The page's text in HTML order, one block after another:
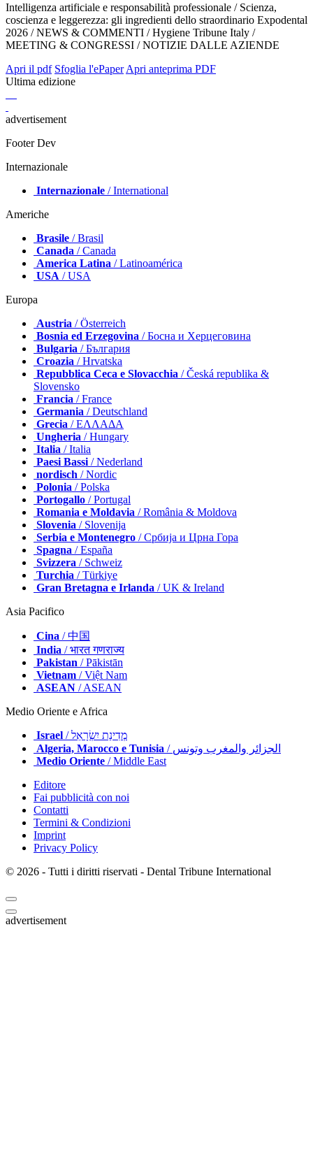
Intelligenza artificiale e responsabilità professionale / Scienza,
coscienza e leggerezza: gli ingredienti dello straordinario Expodental
2026 / NEWS & COMMENTI / Hygiene Tribune Italy /
MEETING & CONGRESSI / NOTIZIE DALLE AZIENDE
Apri il pdf Sfoglia l'ePaper Apri anteprima PDF
Ultima edizione
advertisement
Footer Dev
Internazionale
Internazionale / International
Americhe
Brasile / Brasil
Canada / Canada
America Latina / Latinoamérica
USA / USA
Europa
Austria / Österreich
Bosnia ed Erzegovina / Босна и Херцеговина
Bulgaria / България
Croazia / Hrvatska
Repubblica Ceca e Slovacchia / Česká republika &
Slovensko
Francia / France
Germania / Deutschland
Grecia / ΕΛΛΑΔΑ
Ungheria / Hungary
Italia / Italia
Paesi Bassi / Nederland
nordisch / Nordic
Polonia / Polska
Portogallo / Portugal
Romania e Moldavia / România & Moldova
Slovenia / Slovenija
Serbia e Montenegro / Србија и Црна Гора
Spagna / España
Svizzera / Schweiz
Turchia / Türkiye
Gran Bretagna e Irlanda / UK & Ireland
Asia Pacifico
Cina / 中国
India / भारत गणराज्य
Pakistan / Pākistān
Vietnam / Việt Nam
ASEAN / ASEAN
Medio Oriente e Africa
Israel
/ מְדִינַת יִשְׂרָאֵל
Algeria, Marocco e Tunisia
/ الجزائر والمغرب وتونس
Medio Oriente / Middle East
Editore
Fai pubblicità con noi
Contatti
Termini & Condizioni
Imprint
Privacy Policy
© 2026 - Tutti i diritti riservati - Dental Tribune International
advertisement